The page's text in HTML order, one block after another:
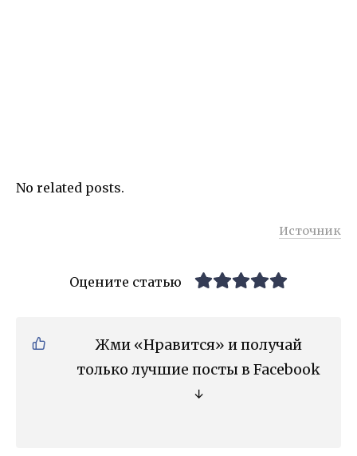
No related posts.
Источник
Оцените статью
Жми «Нравится» и получай
только лучшие посты в Facebook
↓